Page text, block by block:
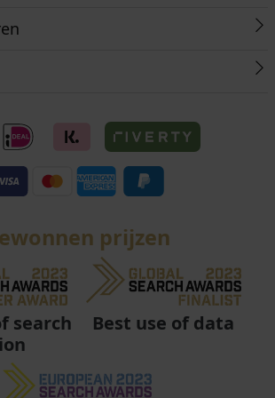
prijzen
search
Best use of data